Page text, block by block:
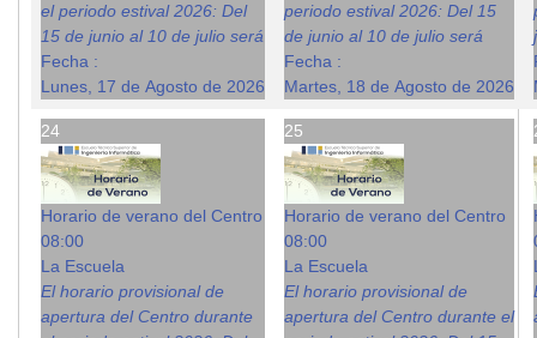
el periodo estival 2026: Del
15 de junio al 10 de julio será
Fecha :
Lunes, 17 de Agosto de 2026
periodo estival 2026: Del 15
de junio al 10 de julio será
Fecha :
Martes, 18 de Agosto de 2026
24
Horario de verano del Centro
08:00
La Escuela
El horario provisional de
apertura del Centro durante
25
Horario de verano del Centro
08:00
La Escuela
El horario provisional de
apertura del Centro durante el